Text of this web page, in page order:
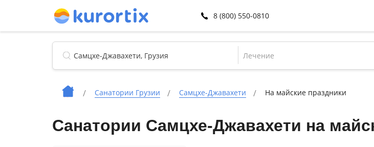
8 (800) 550-0810
Лечение
Санатории Грузии Самцхе-Джавахети На майские праздники
Санатории Самцхе-Джавахети на